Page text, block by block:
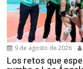
9 de agosto de 2026
Los retos que